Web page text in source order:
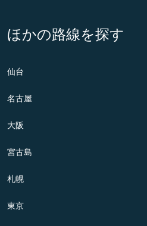
ほかの路線を探す
仙台
名古屋
大阪
宮古島
札幌
東京